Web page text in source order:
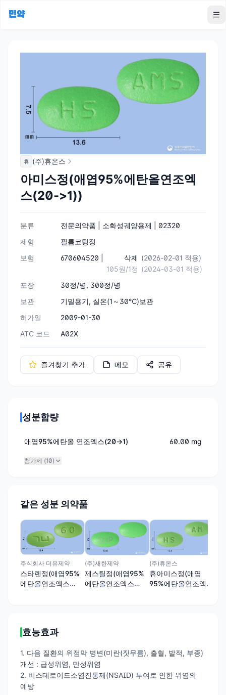
먼약
휴 (주)휴온스
아미스정(애엽95%에탄올연조엑
스(20->1))
분류
전문의약품 | 소화성궤양용제 | 02320
제형
필름코팅정
보험
670604520 | 삭제 (2026-02-01 적용)
105원/1정 (2024-03-01 적용)
포장
30정/병, 300정/병
보관
기밀용기, 실온(1～30℃)보관
허가일
2009-01-30
ATC 코드
A02X
즐겨찾기 추가 메모 공유
성분함량
애엽95%에탄올 연조엑스(20→1) 60.00 mg
첨가제 (10)
같은 성분 의약품
주식회사 더유제약
스타렌정(애엽95%
에탄올연조엑스
(주)새한제약
제스틸정(애엽95%
에탄올연조엑스
(주)휴온스
휴아미스정(애엽
95%에탄올연조엑스
효능효과
1. 다음 질환의 위점막 병변(미란(짓무름), 출혈, 발적, 부종)
개선 : 급성위염, 만성위염
2. 비스테로이드소염진통제(NSAID) 투여로 인한 위염의
예방